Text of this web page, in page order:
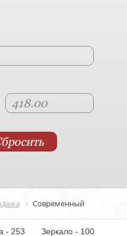
Современный
- 253
Зеркало - 100